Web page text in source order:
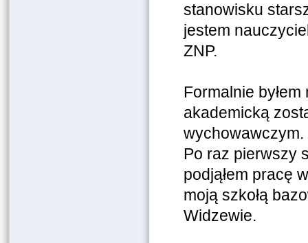
stanowisku
jestem
ZNP.
Formalnie
akademicką
wychowawczym.
Po raz pierwszy
podjąłem pracę
moją szkołą
Widzewie.